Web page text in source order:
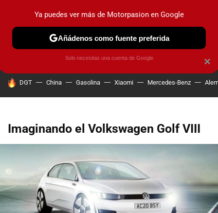
PRUEBAS COCHES ELÉCTRICOS OBSERVATORIO
HOY SE HABLA DE
DGT China Gasolina Xiaomi Mercedes-Benz
Imaginando el Volkswagen Golf VIII
×
Ya puedes ver más de Motorpasion en Google
Añádenos como fuente preferida
Solo necesitas una cuenta de Google